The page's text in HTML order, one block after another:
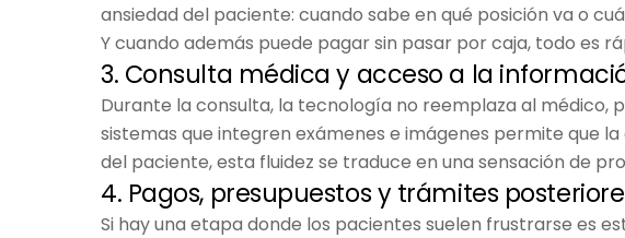
ansiedad del paciente: cuando sabe en qué posición va o
Y cuando además puede pagar sin pasar por caja, todo es
3. Consulta médica y acceso a la
Durante la consulta, la tecnología no reemplaza al
sistemas que integren exámenes e imágenes permite que
del paciente, esta fluidez se traduce en una sensación de
4. Pagos, presupuestos y trámites
Si hay una etapa donde los pacientes suelen frustrarse es